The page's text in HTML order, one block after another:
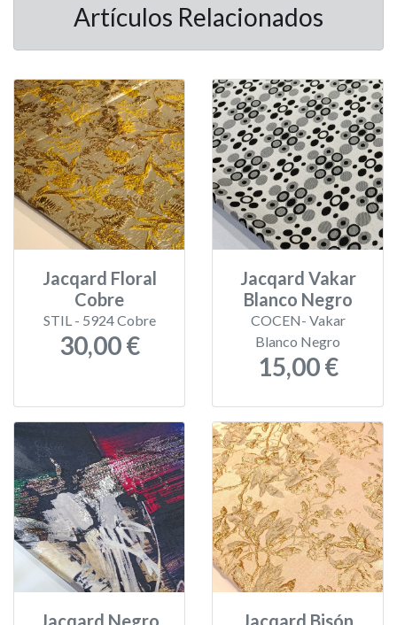
Artículos Relacionados
Jacqard Floral
Cobre
STIL - 5924 Cobre
30,00 €
Jacqard Vakar
Blanco Negro
COCEN- Vakar
Blanco Negro
15,00 €
Jacqard Negro Jacqard Bisón